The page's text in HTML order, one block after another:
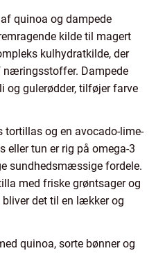
quinoa og dampede
kilde til magert
kulhydratkilde, der
næringsstoffer. Dampede
og gulerødder, tilføjer farve
tortillas og en avocado-lime-
eller tun er rig på omega-3
sundhedsmæssige fordele.
med friske grøntsager og
bliver det til en lækker og
quinoa, sorte bønner og